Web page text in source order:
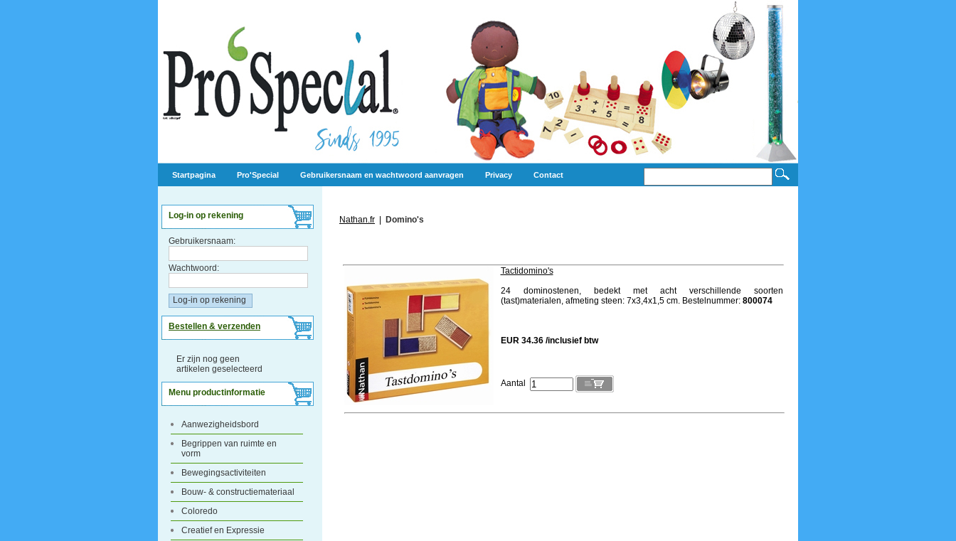
Startpagina Pro'Special Gebruikersnaam en wachtwoord aanvragen Privacy Contact
Log-in op rekening
Gebruikersnaam:
Wachtwoord:
Bestellen & verzenden
Er zijn nog geen
artikelen geselecteerd
Menu productinformatie
Aanwezigheidsbord
Begrippen van ruimte en
vorm
Bewegingsactiviteiten
Bouw- & constructiemateriaal
Coloredo
Creatief en Expressie
Nathan.fr Domino's
Tactidomino's
24 dominostenen, bedekt met acht verschillende soorten
(tast)materialen, afmeting steen: 7x3,4x1,5 cm. Bestelnummer: 800074
EUR 34.36 /inclusief btw
Aantal